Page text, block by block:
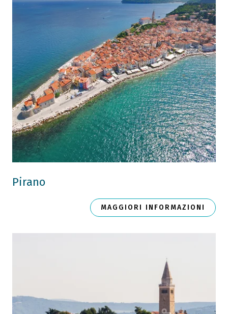
Pirano
MAGGIORI INFORMAZIONI